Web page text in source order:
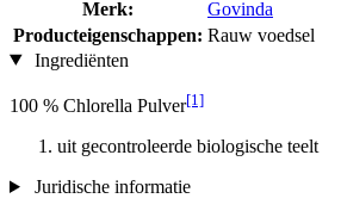
Merk:
Govinda
Producteigenschappen: Rauw voedsel
Ingrediënten
100 % Chlorella Pulver[1]
uit gecontroleerde biologische teelt
Juridische informatie